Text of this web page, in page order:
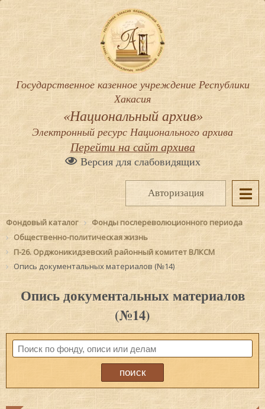
Государственное казенное учреждение Республики
Хакасия
«Национальный архив»
Электронный ресурс Национального архива
Перейти на сайт архива
Версия для слабовидящих
Авторизация
Фондовый каталог
Фонды послереволюционного периода
Общественно-политическая жизнь
П-26. Орджоникидзевский районный комитет ВЛКСМ
Опись документальных материалов (№14)
Опись документальных материалов
(№14)